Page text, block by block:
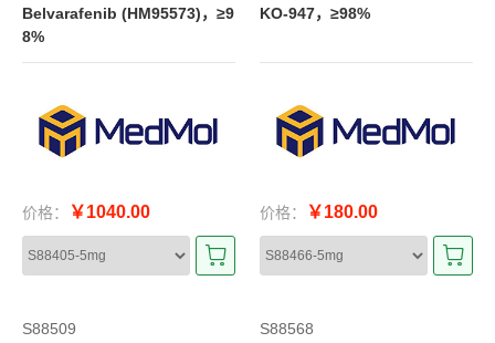
Belvarafenib (HM95573)，≥9
8%
价格： ￥1040.00
KO-947，≥98%
价格： ￥180.00
S88509
S88568